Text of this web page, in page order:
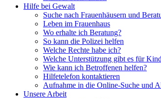
Hilfe bei Gewalt
Suche nach Frauenhäusern und
Leben im Frauenhaus
Wo erhalte ich Beratung?
So kann die Polizei helfen
Welche Rechte habe ich?
Welche Unterstützung gibt es für
Wie kann ich Betroffenen helfen?
Hilfetelefon kontaktieren
Aufnahme in die Online-Suche und
Unsere Arbeit